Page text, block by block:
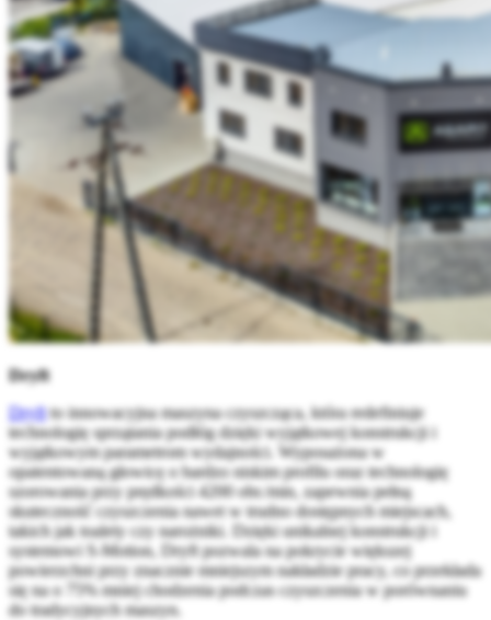
Dryft
Dryftto innowacyjna maszyna czyszcząca, która redefiniuje
technologię sprzątania podłóg dzięki wyjątkowej konstrukcji i
wyjątkowym parametrom wydajności. Wyposażona w
opatentowaną głowicę o bardzo niskim profilu oraz technologię
szorowania przy prędkości 4200 obr./min, zapewnia pełną
skuteczność czyszczenia nawet w trudno dostępnych miejscach,
takich jak toalety czy narożniki. Dzięki unikalnej konstrukcji i
systemowi S-Motion, Dryft pozwala na pokrycie większej
powierzchni przy znacznie mniejszym nakładzie pracy, co przekłada
się na o 75% mniej chodzenia podczas czyszczenia w porównaniu
do tradycyjnych maszyn.